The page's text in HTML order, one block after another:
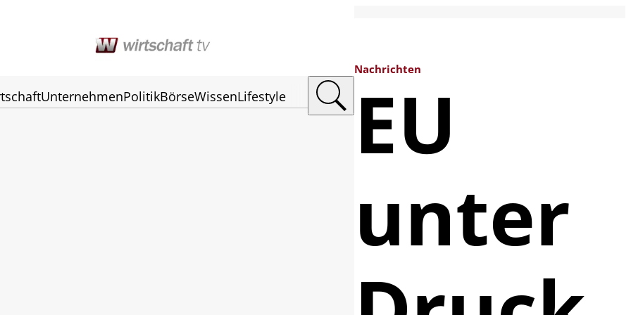
UnternehmenPolitikBörseWissenLifestyle
Nachrichten
EU
unter